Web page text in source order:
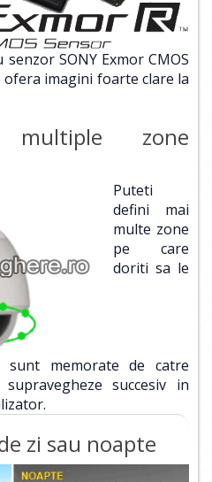
SONY Exmor CMOS
imagini foarte clare la
multiple zone
Puteti
defini mai
multe zone
pe care
doriti sa le
sunt memorate de catre
succesiv in
zi sau noapte